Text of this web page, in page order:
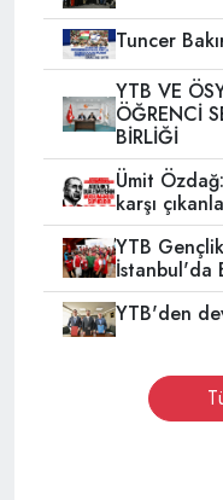
Tuncer
YTB VE
ÖĞRENCİ
BİRLİĞİ
Ümit
karşı
YTB
İstanbul'da
YTB'den